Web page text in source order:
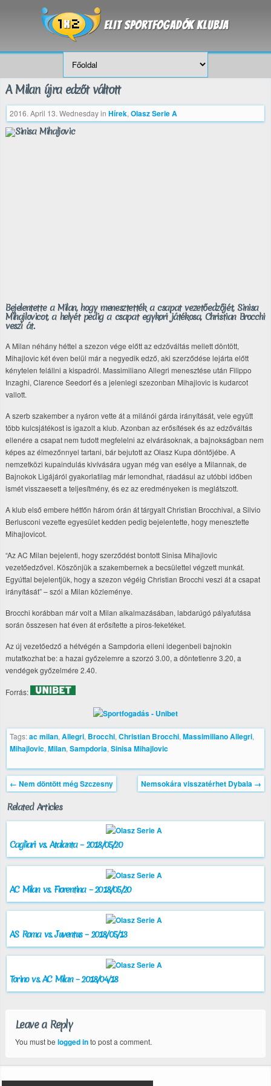
A Milan újra edzőt váltott
2016. April 13. Wednesdayin Hírek, Olasz Serie A
Bejelentette a Milan, hogy menesztették a csapat vezetőedzőjét, Sinisa
Mihajlovicot, a helyét pedig a csapat egykori játékosa, Christian Brocchi
veszi át.
A Milan néhány héttel a szezon vége előtt az edzőváltás mellett döntött,
Mihajlovic két éven belül már a negyedik edző, aki szerződése lejárta előtt
kénytelen felállni a kispadról. Massimiliano Allegri menesztése után Filippo
Inzaghi, Clarence Seedorf és a jelenlegi szezonban Mihajlovic is kudarcot
vallott.
A szerb szakember a nyáron vette át a milánói gárda irányítását, vele együtt
több kulcsjátékost is igazolt a klub. Azonban az erősítések és az edzőváltás
ellenére a csapat nem tudott megfelelni az elvárásoknak, a bajnokságban nem
képes az élmezőnnyel tartani, bár bejutott az Olasz Kupa döntőjébe. A
nemzetközi kupaindulás kivívására ugyan még van esélye a Milannak, de
Bajnokok Ligájáról gyakorlatilag már lemondhat, ráadásul az utóbbi időben
ismét visszaesett a teljesítmény, és ez az eredményeken is meglátszott.
A klub első embere hétfőn három órán át tárgyalt Christian Brocchival, a Silvio
Berlusconi vezette egyesület kedden pedig bejelentette, hogy menesztette
Mihajlovicot.
“Az AC Milan bejelenti, hogy szerződést bontott Sinisa Mihajlovic
vezetőedzővel. Köszönjük a szakembernek a becsülettel végzett munkát.
Egyúttal bejelentjük, hogy a szezon végéig Christian Brocchi veszi át a csapat
irányítását” – szól a Milan közleménye.
Brocchi korábban már volt a Milan alkalmazásában, labdarúgó pályafutása
során összesen hat éven át erősítette a piros-feketéket.
Az új vezetőedző a hétvégén a Sampdoria elleni idegenbeli bajnokin
mutatkozhat be: a hazai győzelemre a szorzó 3.00, a döntetlenre 3.20, a
vendégek győzelmére 2.40.
Forrás:
Tags:ac milan, Allegri, Brocchi, Christian Brocchi, Massimiliano Allegri,
Mihajlovic, Milan, Sampdoria, Sinisa Mihajlovic
← Nem döntött még Szczesny Nemsokára visszatérhet Dybala →
Related Articles
Cagliari vs. Atalanta – 2018/05/20
AC Milan vs. Fiorentina – 2018/05/20
AS Roma vs. Juventus – 2018/05/13
Torino vs. AC Milan – 2018/04/18
Leave a Reply
You must be logged into post a comment.